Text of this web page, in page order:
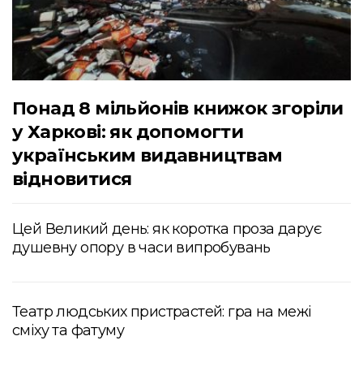
Понад 8 мільйонів книжок згоріли
у Харкові: як допомогти
українським видавництвам
відновитися
Цей Великий день: як коротка проза дарує
душевну опору в часи випробувань
Театр людських пристрастей: гра на межі
сміху та фатуму